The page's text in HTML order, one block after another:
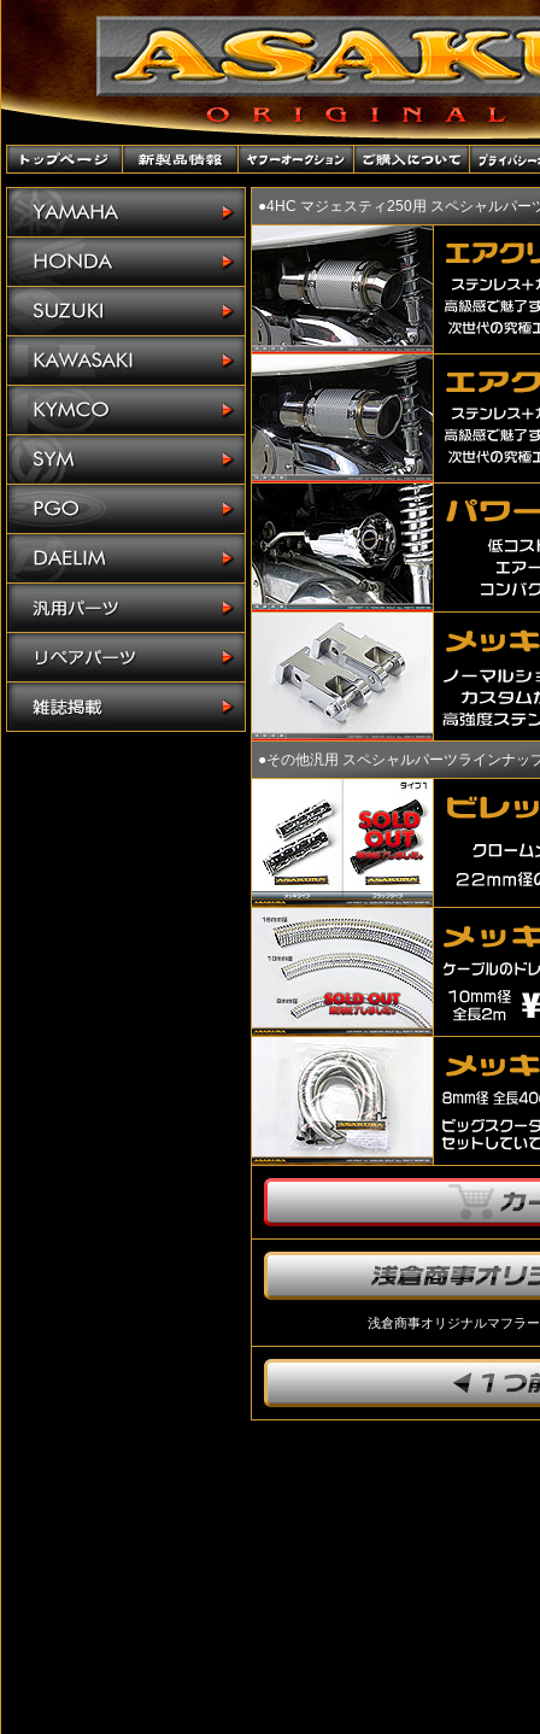
●4HC マジェスティ250用 スペシャルパー
●その他汎用 スペシャルパーツラインナッ
浅倉商事オリジナルマフラ